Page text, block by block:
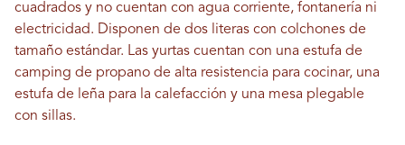
cuadrados y no cuentan con agua corriente, fontanería ni
electricidad. Disponen de dos literas con colchones de
tamaño estándar. Las yurtas cuentan con una estufa de
camping de propano de alta resistencia para cocinar, una
estufa de leña para la calefacción y una mesa plegable
con sillas.